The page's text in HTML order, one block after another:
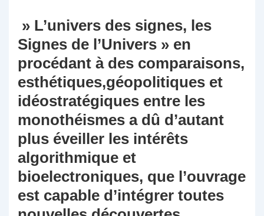
» L’univers des signes, les
Signes de l’Univers » en
procédant à des comparaisons,
esthétiques,géopolitiques et
idéostratégiques entre les
monothéismes a dû d’autant
plus éveiller les intérêts
algorithmique et
bioelectroniques, que l’ouvrage
est capable d’intégrer toutes